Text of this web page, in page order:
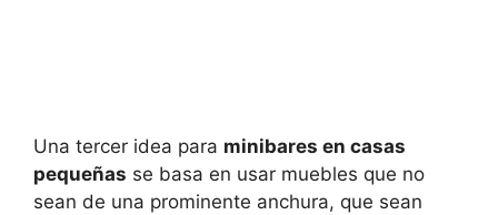
Una tercer idea para minibares en casas
pequeñas se basa en usar muebles que no
sean de una prominente anchura, que sean